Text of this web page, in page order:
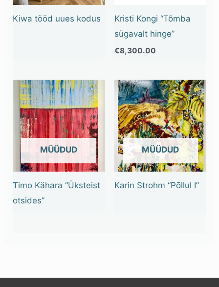
Kiwa tööd uues kodus
Kristi Kongi “Tõmba
sügavalt hinge”
€8,300.00
OUT OF STOCK
Timo Kähara “Üksteist
otsides”
OUT OF STOCK
Karin Strohm “Põllul I”